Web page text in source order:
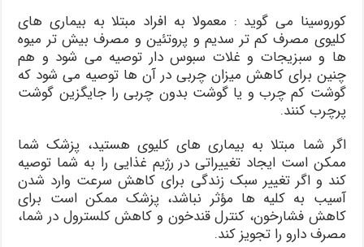
کوروسینا می گوید : معمولا به افراد مبتلا به بیماری های
کلیوی مصرف کم تر سدیم و پروتئین و مصرف بیش تر میوه
ها و سبزیجات و غلات سبوس دار توصیه می شود و هم
چنین برای کاهش میزان چربی در آن ها توصیه می شود که
گوشت کم چرب و یا گوشت بدون چربی را جایگزین گوشت
پرچرب کنند.
اگر شما مبتلا به بیماری های کلیوی هستید، پزشک شما
ممکن است ایجاد تغییراتی در رژیم غذایی را به شما توصیه
کند و اگر تغییر سبک زندگی برای کاهش سرعت وارد شدن
آسیب به کلیه ها مؤثر نباشد، پزشک ممکن است برای
کاهش فشارخون، کنترل قندخون و کاهش کلسترول در شما،
مصرف دارو را تجویز کند.